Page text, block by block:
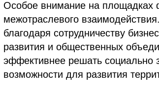
Особое внимание на площадках
межотраслевого
благодаря сотрудничеству
развития и общественных
эффективнее решать социально
возможности для развития